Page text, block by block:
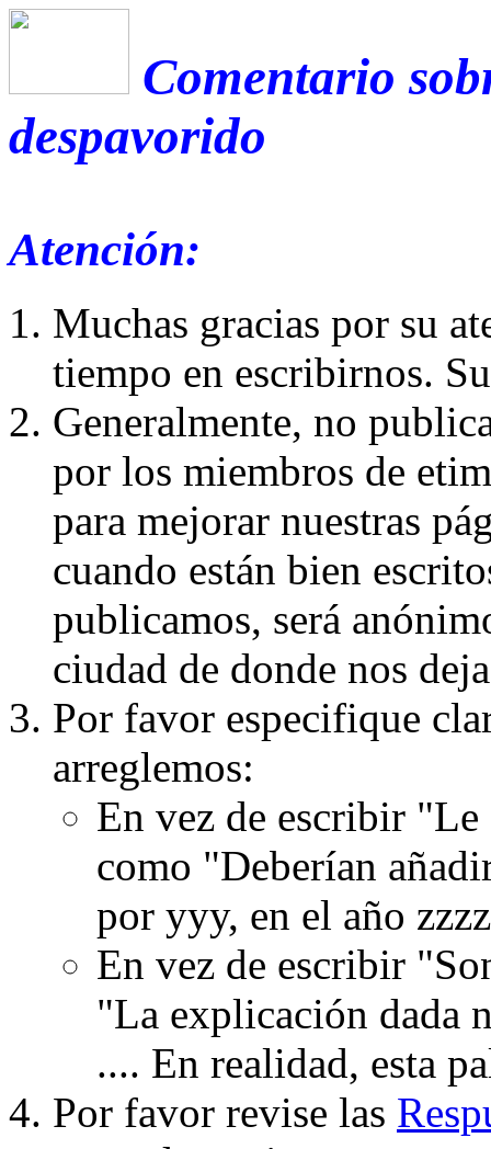
Comentario
despavorido
Atención:
Muchas gracias por su
tiempo en escribirnos.
Generalmente, no
por los miembros de
para mejorar nuestras
cuando están bien
publicamos, será
ciudad de donde nos
Por favor especifique
arreglemos:
En vez de escribir
como "Deberían
por yyy, en el año
En vez de escribir
"La explicación dada
.... En realidad, esta
Por favor revise las